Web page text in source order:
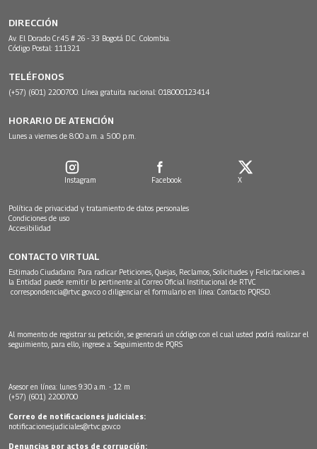
DIRECCIÓN
Av. El Dorado Cr.45 # 26 - 33 Bogotá D.C. Colombia.
Código Postal: 111321
TELÉFONOS
(+57) (601) 2200700. Línea gratuita nacional: 018000123414
HORARIO DE ATENCIÓN
Lunes a viernes de 8:00 a.m. a 5:00 p.m.
Instagram Facebook X
Política de privacidad y tratamiento de datos personales
Condiciones de uso
Accesibilidad
CONTACTO VIRTUAL
Estimado Ciudadano: Para radicar Peticiones, Quejas, Reclamos, Solicitudes y Felicitaciones a
la Entidad puede remitir lo pertinente al Correo Oficial Institucional de RTVC
correspondencia@rtvc.gov.co o diligenciar el formulario en línea: Contacto PQRSD.
Al momento de registrar su petición, se generará un código con el cual usted podrá realizar el
seguimiento, para ello, ingrese a: Seguimiento de PQRS
Asesor en línea: lunes 9:30 a.m. - 12 m
(+57) (601) 2200700
Correo de notificaciones judiciales:
notificacionesjudiciales@rtvc.gov.co
Denuncias por actos de corrupción: